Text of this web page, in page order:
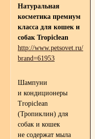
Натуральная
косметика премиум
класса для кошек и
собак Tropiclean
http://www.petsovet.ru/
brand=61953
Шампуни
и кондиционеры
Tropiclean
(Тропиклин) для
собак и кошек
не содержат мыла